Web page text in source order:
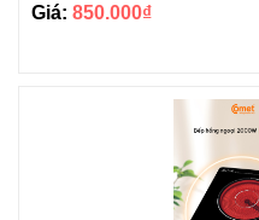
Giá: 850.000₫